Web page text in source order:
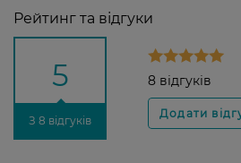
Рейтинг та відгуки
5
З 8 відгуків
8 відгуків